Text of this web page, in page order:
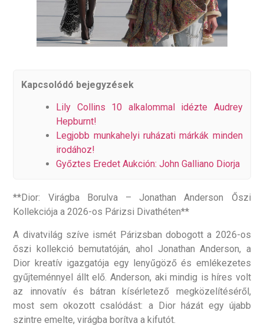
Kapcsolódó bejegyzések
Lily Collins 10 alkalommal idézte Audrey
Hepburnt!
Legjobb munkahelyi ruházati márkák minden
irodához!
Győztes Eredet Aukción: John Galliano Diorja
**Dior: Virágba Borulva – Jonathan Anderson Őszi
Kollekciója a 2026-os Párizsi Divathéten**
A divatvilág szíve ismét Párizsban dobogott a 2026-os
őszi kollekció bemutatóján, ahol Jonathan Anderson, a
Dior kreatív igazgatója egy lenyűgöző és emlékezetes
gyűjteménnyel állt elő. Anderson, aki mindig is híres volt
az innovatív és bátran kísérletező megközelítéséről,
most sem okozott csalódást: a Dior házát egy újabb
szintre emelte, virágba borítva a kifutót.